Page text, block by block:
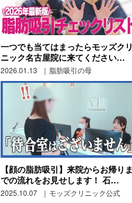
一つでも当てはまったらモッズクリ
ニック名古屋院に来てください…
2026.01.13 脂肪吸引の母
【顔の脂肪吸引】来院からお帰りま
での流れをお見せします！ 石…
2025.10.07 モッズクリニック公式